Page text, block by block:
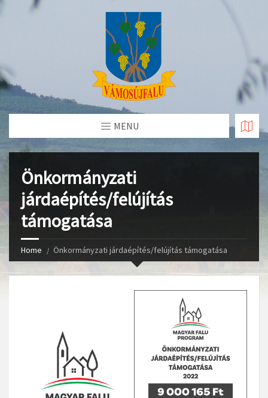
Skip
MENU
Önkormányzati
járdaépítés/felújítás
támogatása
Home Önkormányzati járdaépítés/felújítás támogatása